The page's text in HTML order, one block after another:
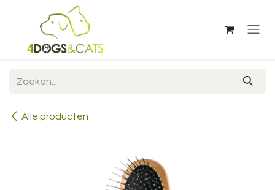
Overslaan naar inhoud
Alle producten